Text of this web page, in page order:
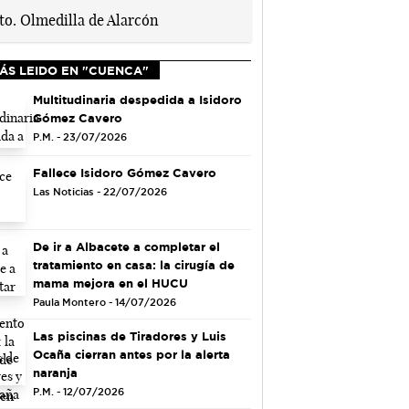
LEIDO EN "CUENCA"
Multitudinaria despedida a Isidoro
Gómez Cavero
P.M. - 23/07/2026
Fallece Isidoro Gómez Cavero
Las Noticias - 22/07/2026
De ir a Albacete a completar el
tratamiento en casa: la cirugía de
mama mejora en el HUCU
Paula Montero - 14/07/2026
Las piscinas de Tiradores y Luis
Ocaña cierran antes por la alerta
naranja
P.M. - 12/07/2026